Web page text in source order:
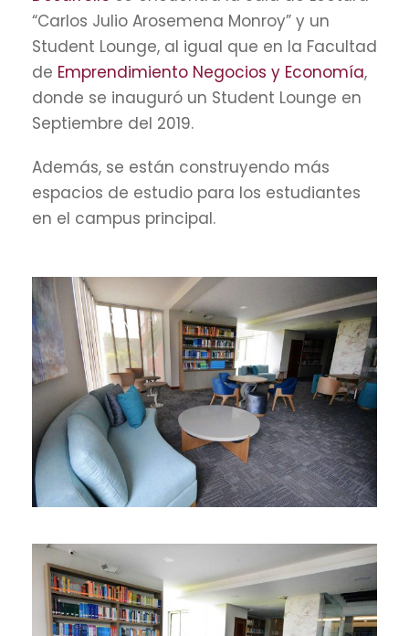
“Carlos Julio Arosemena Monroy” y un
Student Lounge, al igual que en la Facultad
de Emprendimiento Negocios y Economía,
donde se inauguró un Student Lounge en
Septiembre del 2019.
Además, se están construyendo más
espacios de estudio para los estudiantes
en el campus principal.